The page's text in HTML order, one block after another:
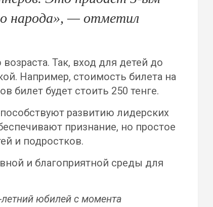
народа», — отметил
Так, вход для детей до
Например, стоимость билета на
билет будет стоить 250 тенге.
развитию лидерских
признание, но простое
и подростков.
и благоприятной среды для
летний юбилей с момента